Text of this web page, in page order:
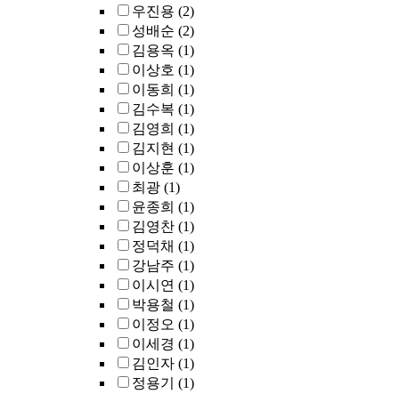
우진용 (2)
성배순 (2)
김용옥 (1)
이상호 (1)
이동희 (1)
김수복 (1)
김영희 (1)
김지현 (1)
이상훈 (1)
최광 (1)
윤종희 (1)
김영찬 (1)
정덕채 (1)
강남주 (1)
이시연 (1)
박용철 (1)
이정오 (1)
이세경 (1)
김인자 (1)
정용기
(1)